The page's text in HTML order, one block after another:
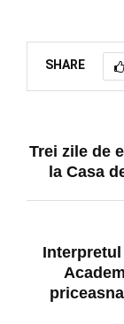
SHARE
Trei zile de
la Casa